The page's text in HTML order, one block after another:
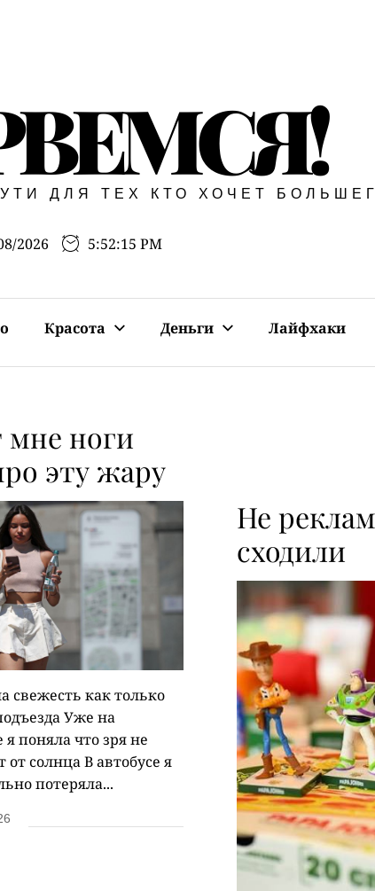
ДЛЯ ТЕХ КТО ХОЧЕТ
2026 5:52:16 PM
Красота Деньги Лайфхаки
мне ноги
эту жару
свежесть как только
Уже на
я поняла что зря не
от солнца В автобусе я
потеряла...
Не
сходили